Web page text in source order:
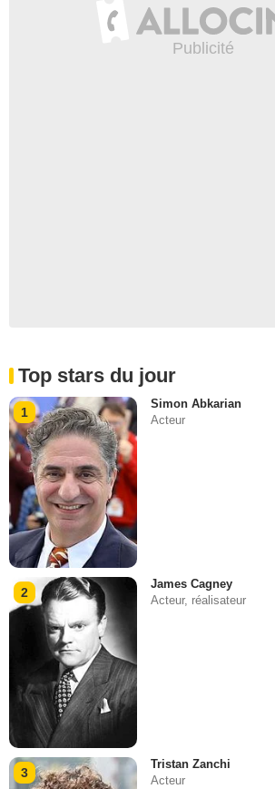
Top stars du jour
1
Simon Abkarian
Acteur
2
James Cagney
Acteur, réalisateur
3
Tristan Zanchi
Acteur